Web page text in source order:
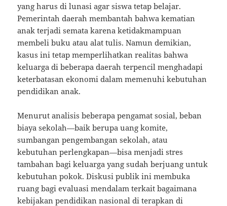
yang harus di lunasi agar siswa tetap belajar.
Pemerintah daerah membantah bahwa kematian
anak terjadi semata karena ketidakmampuan
membeli buku atau alat tulis. Namun demikian,
kasus ini tetap memperlihatkan realitas bahwa
keluarga di beberapa daerah terpencil menghadapi
keterbatasan ekonomi dalam memenuhi kebutuhan
pendidikan anak.
Menurut analisis beberapa pengamat sosial, beban
biaya sekolah—baik berupa uang komite,
sumbangan pengembangan sekolah, atau
kebutuhan perlengkapan—bisa menjadi stres
tambahan bagi keluarga yang sudah berjuang untuk
kebutuhan pokok. Diskusi publik ini membuka
ruang bagi evaluasi mendalam terkait bagaimana
kebijakan pendidikan nasional di terapkan di